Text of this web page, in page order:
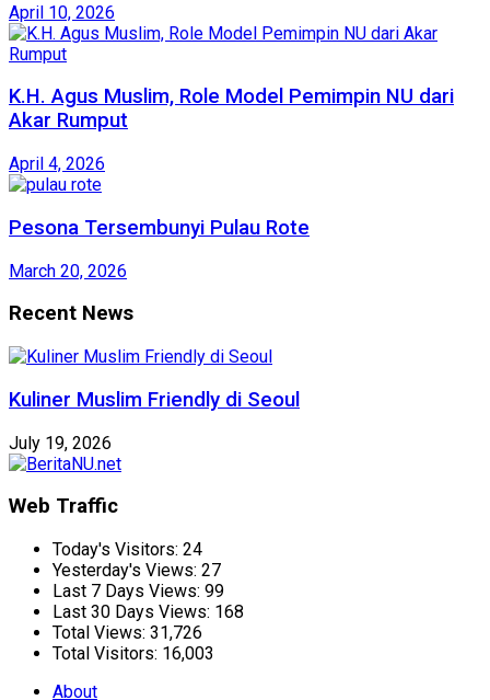
April 10, 2026
K.H. Agus Muslim, Role Model Pemimpin NU dari
Akar Rumput
April 4, 2026
Pesona Tersembunyi Pulau Rote
March 20, 2026
Recent News
Kuliner Muslim Friendly di Seoul
July 19, 2026
Web Traffic
Today's Visitors: 24
Yesterday's Views: 27
Last 7 Days Views: 99
Last 30 Days Views: 168
Total Views: 31,726
Total Visitors: 16,003
About